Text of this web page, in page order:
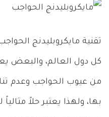
تقنية مايكروبليدنج
كل دول العالم، والبعض
من عيوب الحواجب وعدم
بها، ولهذا يعتبر حلاً